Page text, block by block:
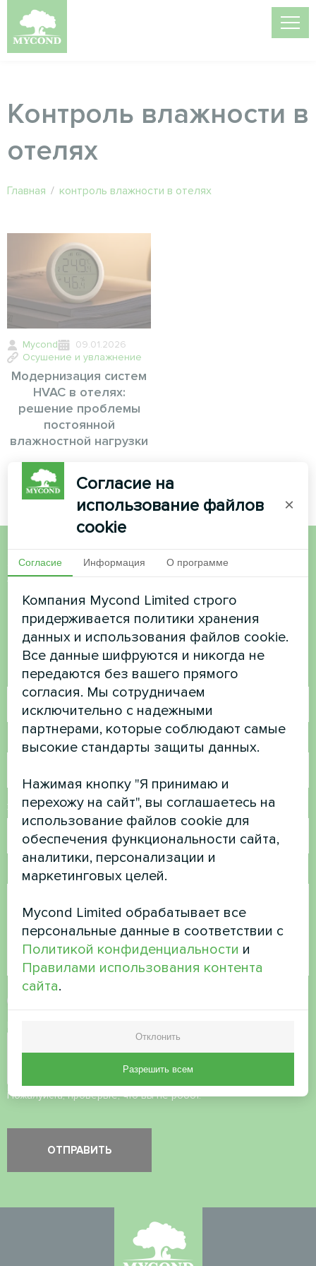
Контроль влажности в
отелях
Главная / контроль влажности в отелях
Mycond
09.01.2026
Осушение и увлажнение
Модернизация систем
HVAC в отелях:
решение проблемы
постоянной
влажностной нагрузки
Хотите купить или у вас
есть вопросы?
Свяжитесь с нами, и мы поможем вам
Имя
Номер телефона
Электронная почта
Комментарий
Пожалуйста, проверьте, что вы не робот.
Согласие на
использование файлов
cookie
×
Согласие Информация О программе
Компания Mycond Limited строго
придерживается политики хранения
данных и использования файлов cookie.
Все данные шифруются и никогда не
передаются без вашего прямого
согласия. Мы сотрудничаем
исключительно с надежными
партнерами, которые соблюдают самые
высокие стандарты защиты данных.
Нажимая кнопку "Я принимаю и
перехожу на сайт", вы соглашаетесь на
использование файлов cookie для
обеспечения функциональности сайта,
аналитики, персонализации и
маркетинговых целей.
Mycond Limited обрабатывает все
персональные данные в соответствии с
Политикой конфиденциальности и
Правилами использования контента
сайта.
Отклонить
Разрешить всем